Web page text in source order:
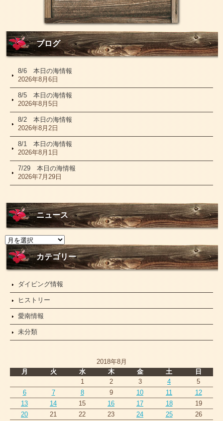
ブログ
8/6 本日の海情報
2026年8月6日
8/5 本日の海情報
2026年8月5日
8/2 本日の海情報
2026年8月2日
8/1 本日の海情報
2026年8月1日
7/29 本日の海情報
2026年7月29日
ニュース
ニ
ュ
ー
カテゴリー
ダイビング情報
ヒストリー
愛南情報
未分類
2018年8月
月
火 水 木 金 土
日
1
2 3 4
5
6
7 8 9 10 11
12
13
14 15 16 17 18
19
20
21 22 23 24 25
26